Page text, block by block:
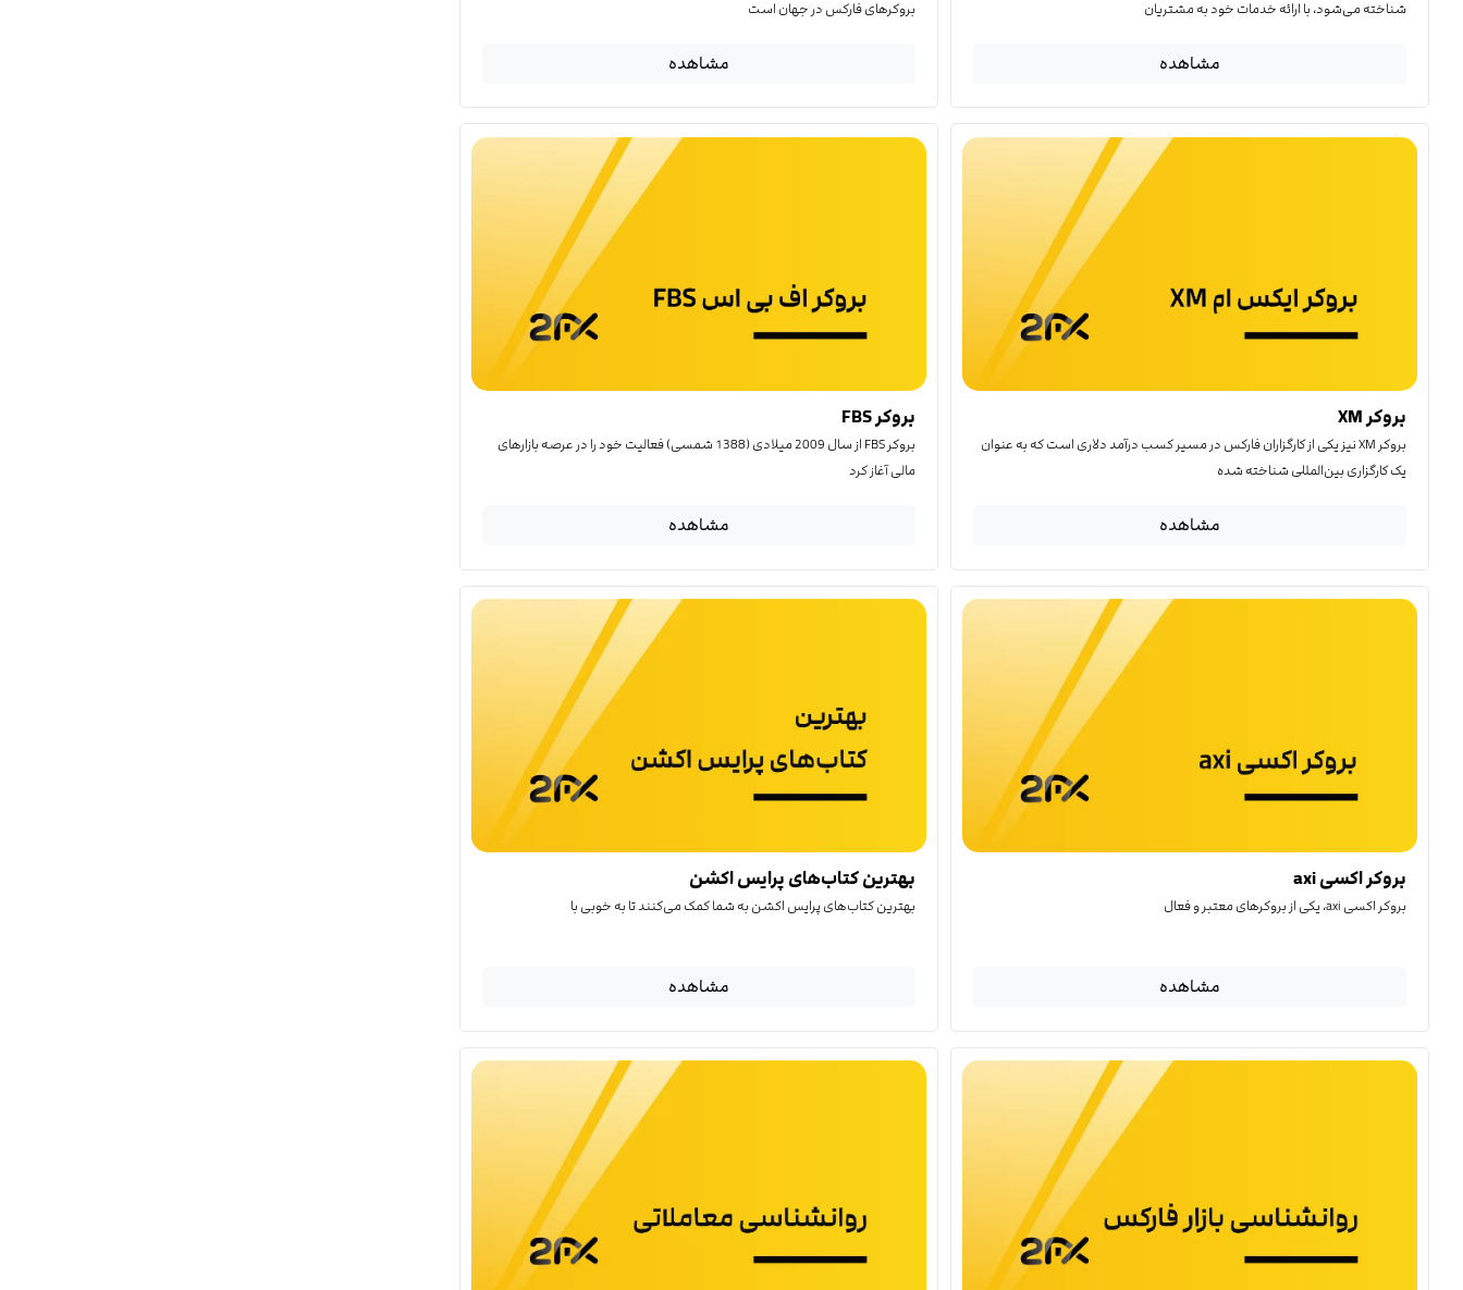
شناخته می‌شود، با ارائه خدمات خود به مشتریان
مشاهده
بروکرهای فارکس در جهان است
مشاهده
بروکر XM
بروکر XM نیز یکی از کارگزاران فارکس در مسیر کسب درآمد دلاری است که به عنوان
یک کارگزاری بین‌المللی شناخته شده
مشاهده
بروکر FBS
بروکر FBS از سال 2009 میلادی (1388 شمسی) فعالیت خود را در عرصه بازارهای
مالی آغاز کرد
مشاهده
بروکر اکسی axi
بروکر اکسی axi، یکی از بروکرهای معتبر و فعال
مشاهده
بهترین کتاب‌‌های پرایس اکشن
بهترین کتاب‌‌های پرایس اکشن به شما کمک می‌کنند تا به خوبی با
مشاهده